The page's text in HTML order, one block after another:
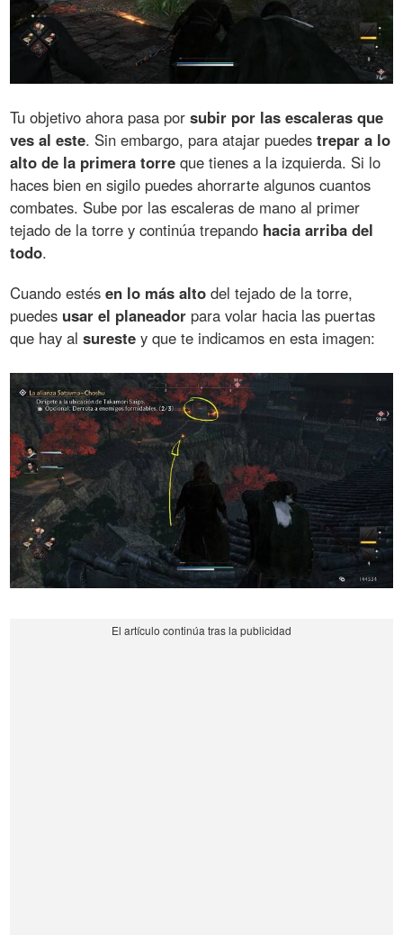
Tu objetivo ahora pasa porsubir por las escaleras que
ves al este. Sin embargo, para atajar puedestrepar a lo
alto de la primera torre que tienes a la izquierda. Si lo
haces bien en sigilo puedes ahorrarte algunos cuantos
combates. Sube por las escaleras de mano al primer
tejado de la torre y continúa trepando hacia arriba del
todo.
Cuando estésen lo más alto del tejado de la torre,
puedes usar el planeador para volar hacia las puertas
que hay alsureste y que te indicamos en esta imagen: